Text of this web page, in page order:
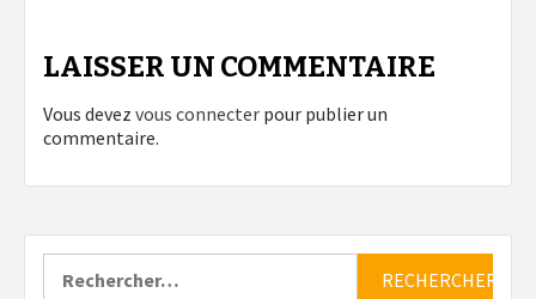
LAISSER UN COMMENTAIRE
Vous devez vous connecter pour publier un
commentaire.